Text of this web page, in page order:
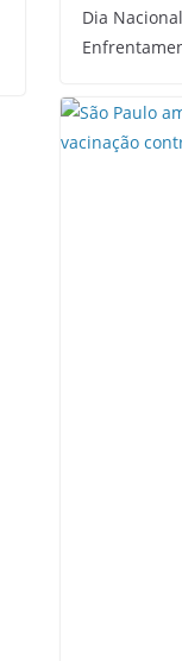
Dia